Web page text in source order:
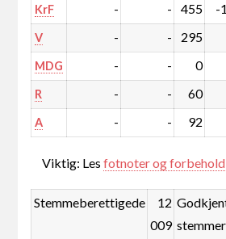
KrF - - 455 -
V - - 295
MDG - - 0
R - - 60
A - - 92
Viktig: Lesfotnoter og forbehold
Stemmeberettigede
12
009 stemmer